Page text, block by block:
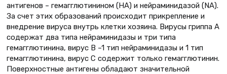
антигенов – гемагглютинином (HA) и нейраминидазой (NA).
За счет этих образований происходит прикрепление и
внедрение вируса внутрь клетки хозяина. Вирусы гриппа A
содержат два типа нейраминидазы и три типа
гемагглютинина, вирус B –1 тип нейраминидазы и 1 тип
гемагглютинина, вирус C содержит только гемагглютинин.
Поверхностные антигены обладают значительной